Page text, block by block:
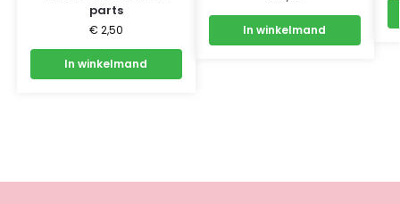
parts
€ 2,50
In winkelmand
In winkelmand